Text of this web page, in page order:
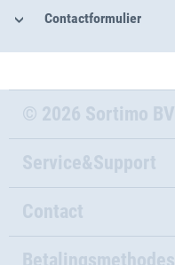
Contactformulier
© 2026 Sortimo BV
Service&Support
Contact
Betalingsmethodes